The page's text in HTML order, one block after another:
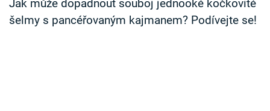
Přihlášení
Jak může dopadnout souboj jednooké kočkovité
šelmy s pancéřovaným kajmanem? Podívejte se!